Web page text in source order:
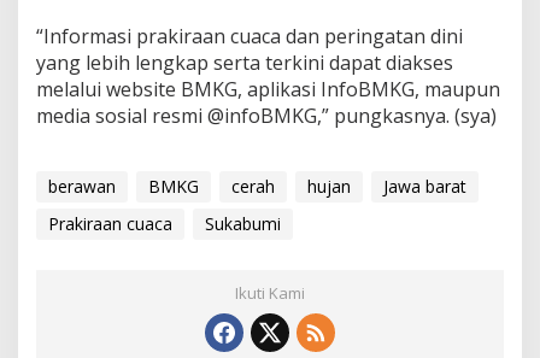
“Informasi prakiraan cuaca dan peringatan dini
yang lebih lengkap serta terkini dapat diakses
melalui website BMKG, aplikasi InfoBMKG, maupun
media sosial resmi @infoBMKG,” pungkasnya. (sya)
berawan BMKG cerah hujan
Jawa barat
Prakiraan cuaca
Sukabumi
Ikuti Kami